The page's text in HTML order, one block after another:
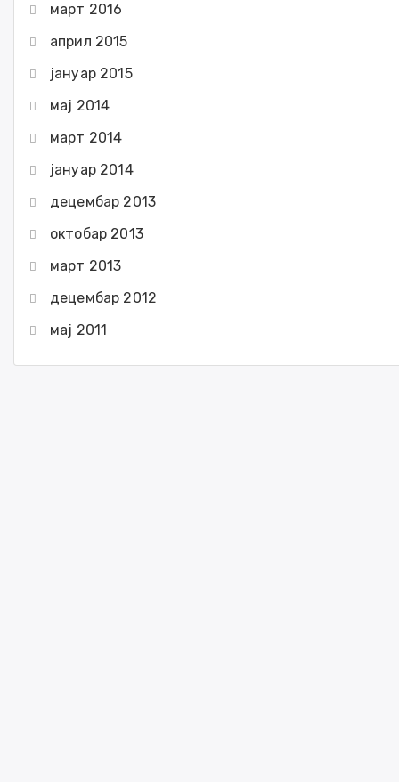
март 2016
април 2015
јануар 2015
мај 2014
март 2014
јануар 2014
децембар 2013
октобар 2013
март 2013
децембар 2012
мај 2011